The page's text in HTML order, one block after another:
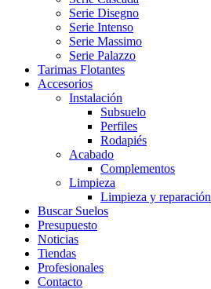
Serie Disegno
Serie Intenso
Serie Massimo
Serie Palazzo
Tarimas Flotantes
Accesorios
Instalación
Subsuelo
Perfiles
Rodapiés
Acabado
Complementos
Limpieza
Limpieza y reparación
Buscar Suelos
Presupuesto
Noticias
Tiendas
Profesionales
Contacto